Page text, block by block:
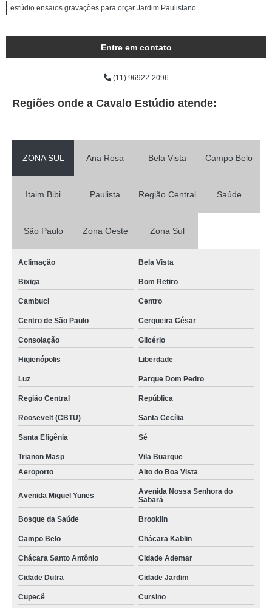
estúdio ensaios gravações para orçar Jardim Paulistano
Entre em contato
(11) 96922-2096
Regiões onde a Cavalo Estúdio atende:
ZONA SUL Ana Rosa Bela Vista Campo Belo
Itaim Bibi Paulista Região Central Saúde
São Paulo Zona Oeste Zona Sul
Aclimação Bela Vista
Bixiga Bom Retiro
Cambuci Centro
Centro de São Paulo Cerqueira César
Consolação Glicério
Higienópolis Liberdade
Luz Parque Dom Pedro
Região Central República
Roosevelt (CBTU) Santa Cecília
Santa Efigênia Sé
Trianon Masp
Vila Buarque
Aeroporto
Alto do Boa Vista
Avenida Miguel Yunes
Avenida Nossa Senhora do
Sabará
Bosque da Saúde Brooklin
Campo Belo Chácara Kablin
Chácara Santo Antônio Cidade Ademar
Cidade Dutra Cidade Jardim
Cupecê Cursino